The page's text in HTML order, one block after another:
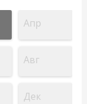
Апр
Авг
Дек